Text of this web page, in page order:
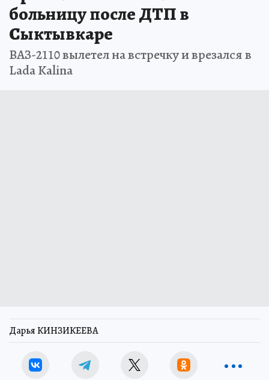
больницу после ДТП в
Сыктывкаре
ВАЗ-2110 вылетел на встречку и врезался в
Lada Kalina
Дарья КИНЗИКЕЕВА